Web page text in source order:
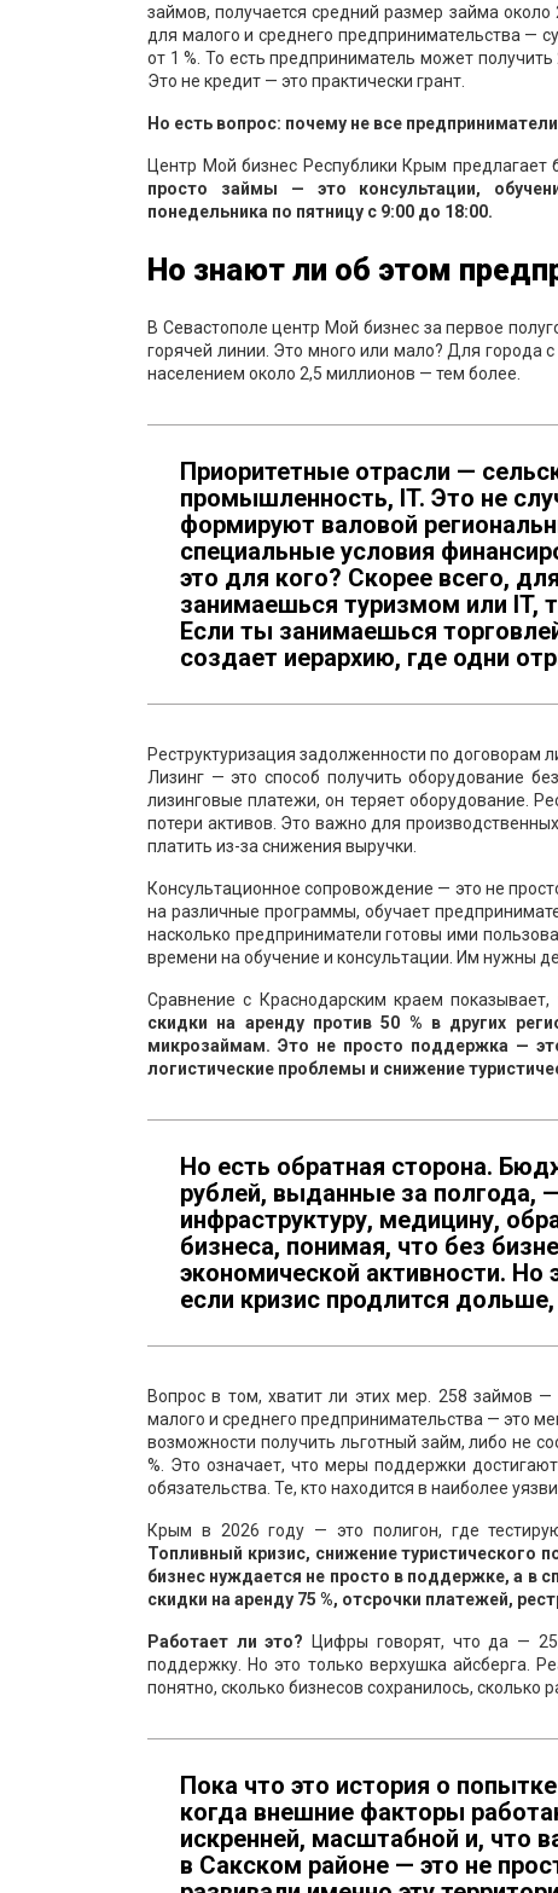
займов, получается средний размер займа
для малого и среднего предпринимательства —
от 1 %. То есть предприниматель может
Это не кредит — это практически грант.
Но есть вопрос: почему не все
Центр Мой бизнес Республики Крым предлагает
просто займы — это консультации,
понедельника по пятницу с 9:00 до 18:00.
Но знают ли об этом
В Севастополе центр Мой бизнес за первое
горячей линии. Это много или мало? Для города
населением около 2,5 миллионов — тем более.
Приоритетные отрасли —
промышленность, IT. Это не
формируют валовой
специальные условия
это для кого? Скорее всего,
занимаешься туризмом или IT,
Если ты занимаешься
создает иерархию, где одни
Реструктуризация задолженности по договорам
Лизинг — это способ получить оборудование
лизинговые платежи, он теряет оборудование.
потери активов. Это важно для
платить из-за снижения выручки.
Консультационное сопровождение — это не
на различные программы, обучает
насколько предприниматели готовы ими
времени на обучение и консультации. Им нужны
Сравнение с Краснодарским краем показывает,
скидки на аренду против 50 % в других
микрозаймам. Это не просто поддержка —
логистические проблемы и снижение
Но есть обратная сторона.
рублей, выданные за полгода,
инфраструктуру, медицину,
бизнеса, понимая, что без
экономической активности. Но
если кризис продлится
Вопрос в том, хватит ли этих мер. 258 займов
малого и среднего предпринимательства — это
возможности получить льготный займ, либо не
%. Это означает, что меры поддержки
обязательства. Те, кто находится в наиболее
Крым в 2026 году — это полигон, где
Топливный кризис, снижение туристического
бизнес нуждается не просто в поддержке, а в
скидки на аренду 75 %, отсрочки платежей,
Работает ли это? Цифры говорят, что да —
поддержку. Но это только верхушка айсберга.
понятно, сколько бизнесов сохранилось, сколько
Пока что это история о
когда внешние факторы
искренней, масштабной и, что
в Сакском районе — это не